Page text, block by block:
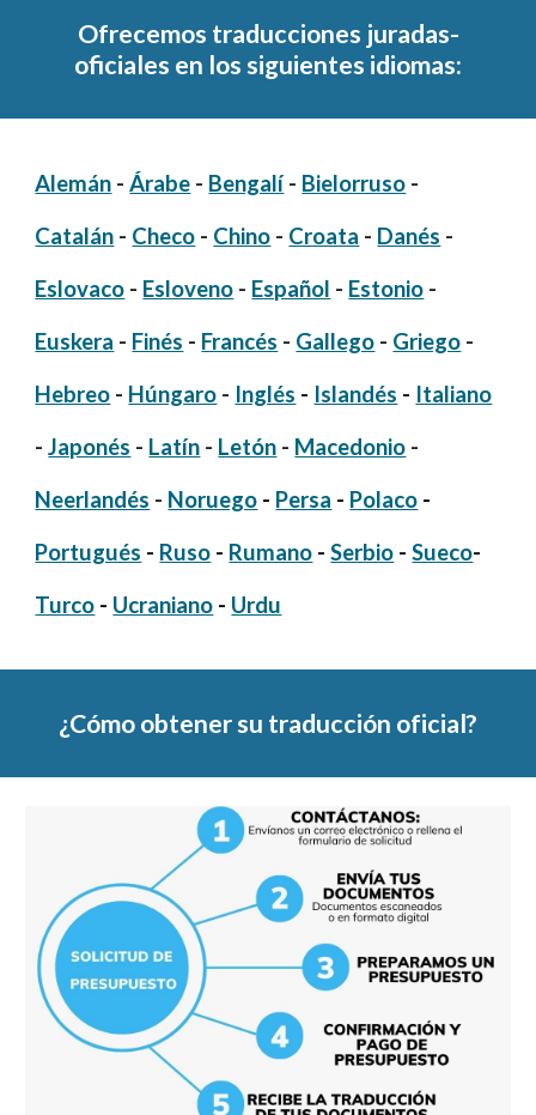
Ofrecemos traducciones juradas-
oficiales en los siguientes idiomas:
Alemán -Árabe - Bengalí- Bielorruso -
Catalán - Checo - Chino - Croata - Danés -
Eslovaco - Esloveno - Español - Estonio -
Euskera - Finés - Francés - Gallego - Griego -
Hebreo - Húngaro - Inglés - Islandés - Italiano
-Japonés - Latín - Letón - Macedonio -
Neerlandés - Noruego - Persa - Polaco -
Portugués - Ruso - Rumano - Serbio -Sueco-
Turco - Ucraniano - Urdu
¿Cómo obtener su traducción oficial?